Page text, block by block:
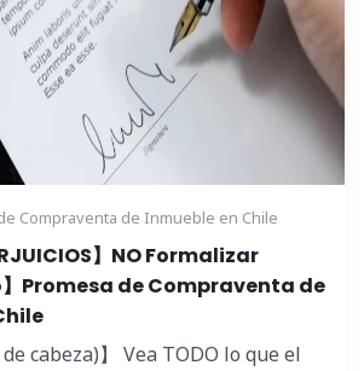
Compraventa de Inmueble en Chile
】NO Formalizar
Promesa de Compraventa de
cabeza)】 Vea TODO lo que el